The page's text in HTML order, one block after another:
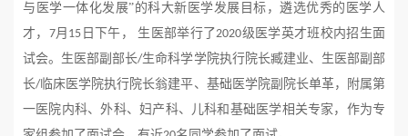
与医学一体化发展”的科大新医学发展目标，遴选优秀的医学人
才， 7月 15 日下午， 生医部举行了2020级医学英才班校内招生面
试会。生医部副部长/生命科学学院执行院长臧建业、生医部副部
长/临床医学院执行院长翁建平、基础医学院副院长单革，附属第
一医院内科、外科、妇 产科、儿科和基础 医学相关专家，作为专